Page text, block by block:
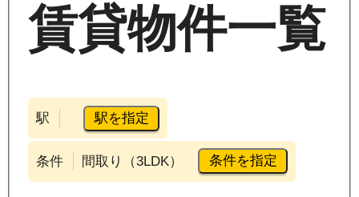
賃貸物件一覧
駅 駅を指定
条件 間取り（3LDK） 条件を指定